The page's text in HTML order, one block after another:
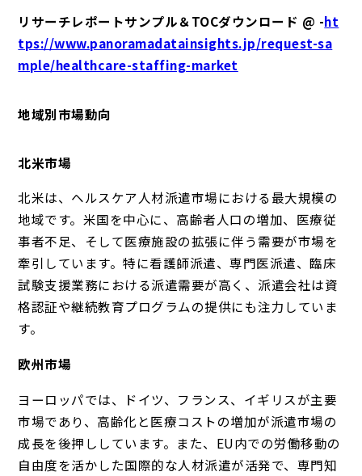
リサーチレポートサンプル＆TOCダウンロード @ -ht
tps://www.panoramadatainsights.jp/request-sa
mple/healthcare-staffing-market
地域別市場動向
北米市場
北米は、ヘルスケア人材派遣市場における最大規模の
地域です。米国を中心に、高齢者人口の増加、医療従
事者不足、そして医療施設の拡張に伴う需要が市場を
牽引しています。特に看護師派遣、専門医派遣、臨床
試験支援業務における派遣需要が高く、派遣会社は資
格認証や継続教育プログラムの提供にも注力していま
す。
欧州市場
ヨーロッパでは、ドイツ、フランス、イギリスが主要
市場であり、高齢化と医療コストの増加が派遣市場の
成長を後押ししています。また、EU内での労働移動の
自由度を活かした国際的な人材派遣が活発で、専門知